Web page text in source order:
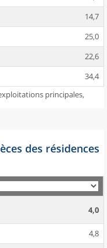
14,7
25,0
22,6
34,4
principales,
des résidences
4,0
4,8